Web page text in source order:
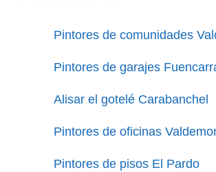
Pintores de comunidades
Pintores de garajes
Alisar el gotelé Carabanchel
Pintores de oficinas
Pintores de pisos El Pardo